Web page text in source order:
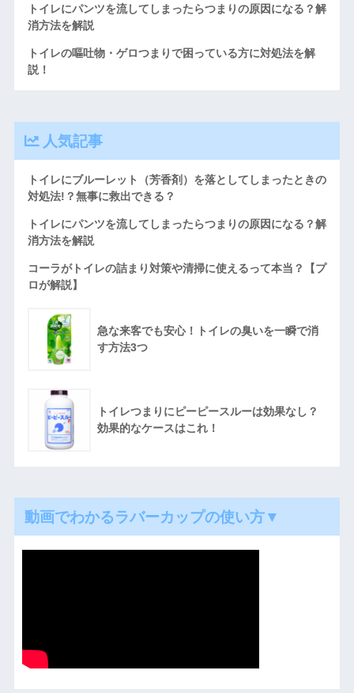
トイレにパンツを流してしまったらつまりの原因になる？解
消方法を解説
トイレの嘔吐物・ゲロつまりで困っている方に対処法を解
説！
人気記事
トイレにブルーレット（芳香剤）を落としてしまったときの
対処法!？無事に救出できる？
トイレにパンツを流してしまったらつまりの原因になる？解
消方法を解説
コーラがトイレの詰まり対策や清掃に使えるって本当？【プ
ロが解説】
急な来客でも安心！トイレの臭いを一瞬で消
す方法3つ
トイレつまりにピーピースルーは効果なし？
効果的なケースはこれ！
動画でわかるラバーカップの使い方▼